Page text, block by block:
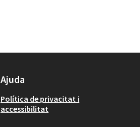
Ajuda
Política de privacitat i
accessibilitat